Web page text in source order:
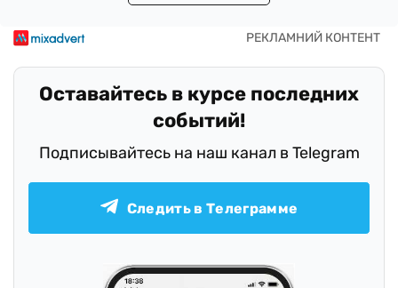
Оставайтесь в курсе последних
событий!
Подписывайтесь на наш канал в Telegram
Следить в Телеграмме